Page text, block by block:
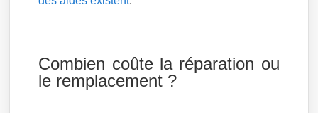
Combien coûte la réparation ou
le remplacement ?